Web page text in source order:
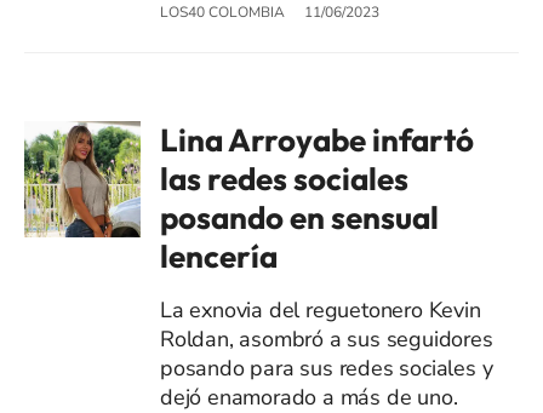
LOS40 COLOMBIA 11/06/2023
Lina Arroyabe infartó
las redes sociales
posando en sensual
lencería
La exnovia del reguetonero Kevin
Roldan, asombró a sus seguidores
posando para sus redes sociales y
dejó enamorado a más de uno.